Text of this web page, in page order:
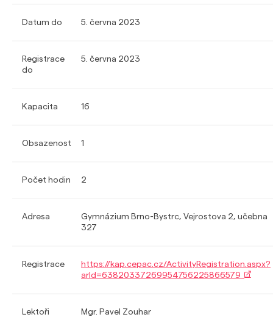
Datum do 5. června 2023
Registrace
do
5. června 2023
Kapacita 16
Obsazenost 1
Počet hodin 2
Adresa
Gymnázium Brno-Bystrc, Vejrostova 2, učebna
327
Registrace
https://kap.cepac.cz/ActivityRegistration.aspx?
arId=63820337269954756225866579
Lektoři Mgr. Pavel Zouhar